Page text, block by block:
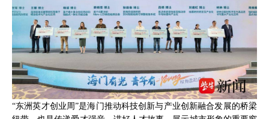
“东洲英才创业周”是海门推动科技创新与产业创新融合发展的桥梁